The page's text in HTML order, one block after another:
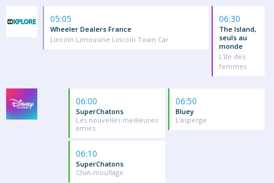
05:05
Wheeler Dealers France
Lincoln Limousine Lincoln Town Car
06:30
The Island,
seuls au
monde
L'île des
femmes
06:00
SuperChatons
Les nouvelles meilleures
amies
06:10
SuperChatons
Chat-mouflage
06:50
Bluey
L'asperge